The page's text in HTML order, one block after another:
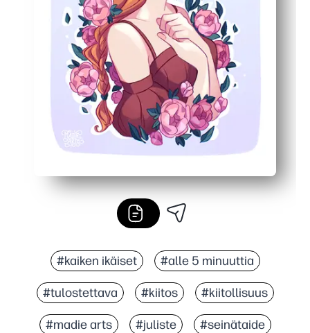
#kaiken ikäiset #alle 5 minuuttia
#tulostettava #kiitos #kiitollisuus
#madie arts #juliste #seinätaide